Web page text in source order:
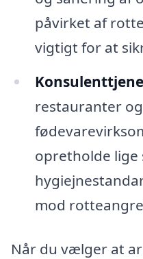
påvirket af
vigtigt for at
restauranter og
opretholde lige
mod
Når du vælger at